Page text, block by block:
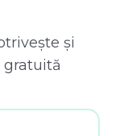
și
gratuită